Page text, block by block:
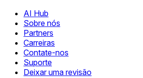
AI Hub
Sobre nós
Partners
Carreiras
Contate-nos
Suporte
Deixar uma revisão